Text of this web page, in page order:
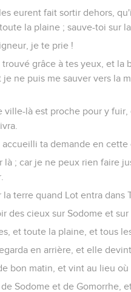
eurent fait sortir dehors,
la plaine ; sauve-toi sur
je te prie !
grâce à tes yeux, et la
je ne puis me sauver vers la
là est proche pour y
ta demande en
là ; car je ne peux rien faire
terre quand Lot entra dans
des cieux sur Sodome et
et toute la plaine, et tous
en arrière, et elle
bon matin, et vint au lieu
Sodome et de Gomorrhe,